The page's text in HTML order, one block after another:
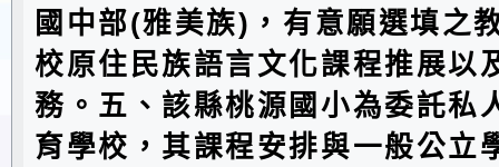
國中部(雅美族)，有意願選填之
校原住民族語言文化課程推展以
務。五、該縣桃源國小為委託私
育學校，其課程安排與一般公立